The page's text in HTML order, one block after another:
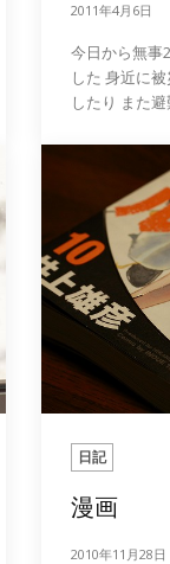
2011年4月6日
今日から無事
した 身近に被災者の方々のために現地に出向いて活動
したり
日記
漫画
2010年11月28日